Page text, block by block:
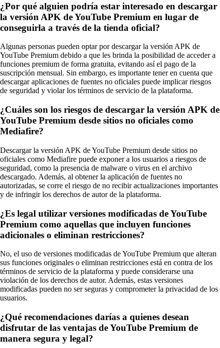
¿Por qué alguien podría estar interesado en descargar
la versión APK de YouTube Premium en lugar de
conseguirla a través de la tienda oficial?
Algunas personas pueden optar por descargar la versión APK de
YouTube Premium debido a que les brinda la posibilidad de acceder a
funciones premium de forma gratuita, evitando así el pago de la
suscripción mensual. Sin embargo, es importante tener en cuenta que
descargar aplicaciones de fuentes no oficiales puede implicar riesgos
de seguridad y violar los términos de servicio de la plataforma.
¿Cuáles son los riesgos de descargar la versión APK de
YouTube Premium desde sitios no oficiales como
Mediafire?
Descargar la versión APK de YouTube Premium desde sitios no
oficiales como Mediafire puede exponer a los usuarios a riesgos de
seguridad, como la presencia de malware o virus en el archivo
descargado. Además, al obtener la aplicación de fuentes no
autorizadas, se corre el riesgo de no recibir actualizaciones importantes
y de infringir los derechos de autor de la plataforma.
¿Es legal utilizar versiones modificadas de YouTube
Premium como aquellas que incluyen funciones
adicionales o eliminan restricciones?
No, el uso de versiones modificadas de YouTube Premium que alteran
sus funciones originales o eliminan restricciones está en contra de los
términos de servicio de la plataforma y puede considerarse una
violación de los derechos de autor. Además, estas versiones
modificadas pueden no ser seguras y comprometer la privacidad de los
usuarios.
¿Qué recomendaciones darías a quienes desean
disfrutar de las ventajas de YouTube Premium de
manera segura y legal?